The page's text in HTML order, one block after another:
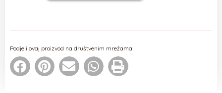
Podjeli ovaj proizvod na društvenim mrežama